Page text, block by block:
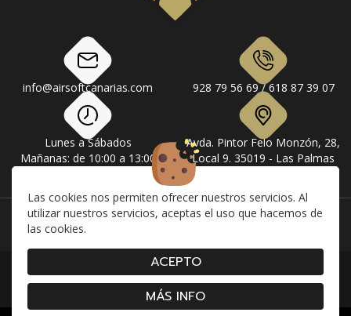
Las cookies nos permiten ofrecer nuestros servicios. Al
utilizar nuestros servicios, aceptas el uso que hacemos de
las cookies.
ACEPTO
MÁS INFO
info@airsoftcanarias.com 928 79 56 69 / 618 87 39 07
Lunes a Sábados
Mañanas: de 10:00 a 13:00
Avda. Pintor Felo Monzón, 28,
Local 9. 35019 - Las Palmas
Facebook
Condiciones de compra|Aviso Legal|Política de Privacidad|Cookies